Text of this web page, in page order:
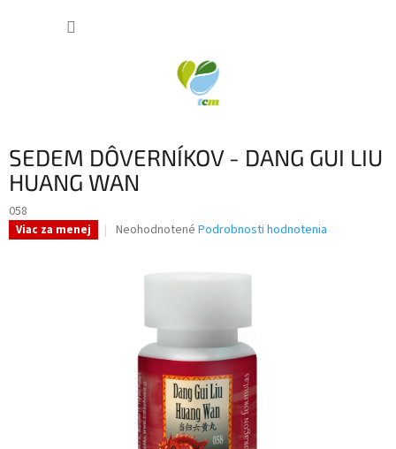
SEDEM DÔVERNÍKOV - DANG GUI LIU
HUANG WAN
058
Viac za menej
Priemerné
hviezdičiek.
Neohodnotené Podrobnosti hodnotenia